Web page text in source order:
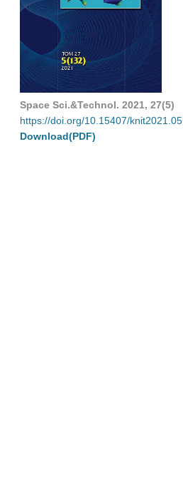
Space Sci.&Technol. 2021, 27(5)
https://doi.org/10.15407/knit2021.05
Download(PDF)